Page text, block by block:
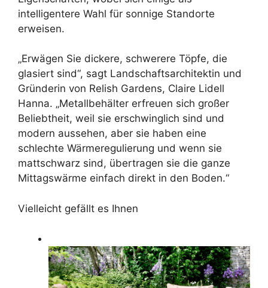
intelligentere Wahl für sonnige Standorte
erweisen.
„Erwägen Sie dickere, schwerere Töpfe, die
glasiert sind“, sagt Landschaftsarchitektin und
Gründerin von Relish Gardens, Claire Lidell
Hanna. „Metallbehälter erfreuen sich großer
Beliebtheit, weil sie erschwinglich sind und
modern aussehen, aber sie haben eine
schlechte Wärmeregulierung und wenn sie
mattschwarz sind, übertragen sie die ganze
Mittagswärme einfach direkt in den Boden.“
Vielleicht gefällt es Ihnen